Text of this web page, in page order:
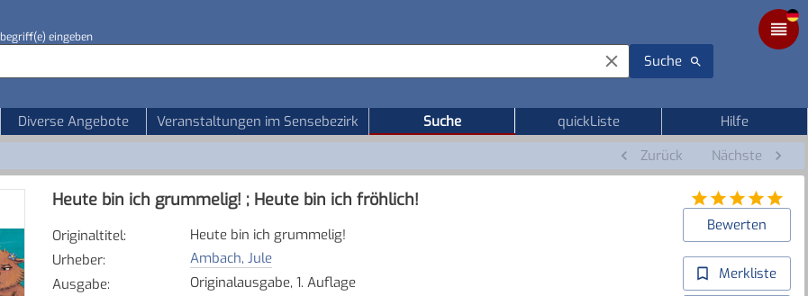
eingeben
Suche
Diverse Angebote Veranstaltungen im Sensebezirk Suche quickListe
Hilfe
Zurück Nächste
Heute bin ich grummelig! ; Heute bin ich fröhlich!
Originaltitel:
Heute bin ich grummelig!
Urheber:
Ambach, Jule
Ausgabe:
Originalausgabe, 1. Auflage
Bewerten
Merkliste